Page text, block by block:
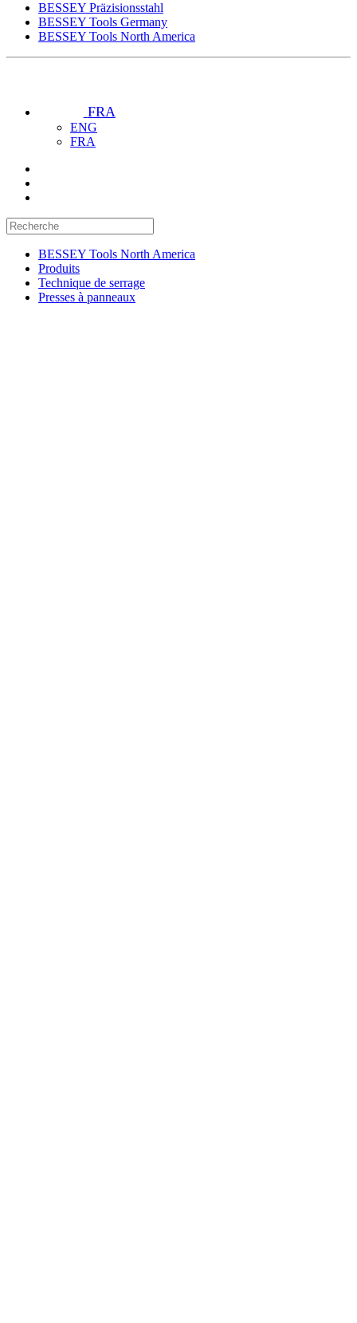
BESSEY Präzisionsstahl
BESSEY Tools Germany
BESSEY Tools North America
FRA
ENG
FRA
BESSEY Tools North America
Produits
Technique de serrage
Presses à panneaux